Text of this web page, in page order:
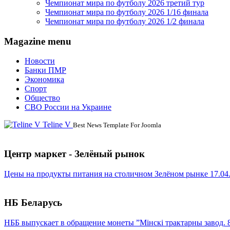
Чемпионат мира по футболу 2026 третий тур
Чемпионат мира по футболу 2026 1/16 финала
Чемпионат мира по футболу 2026 1/2 финала
Magazine menu
Новости
Банки ПМР
Экономика
Спорт
Общество
СВО России на Украине
Teline V Best News Template For Joomla
Центр маркет - Зелёный рынок
Цены на продукты питания на столичном Зелёном рынке
НБ Беларусь
НББ выпускает в обращение монеты ”Мінскі трактарны завод.